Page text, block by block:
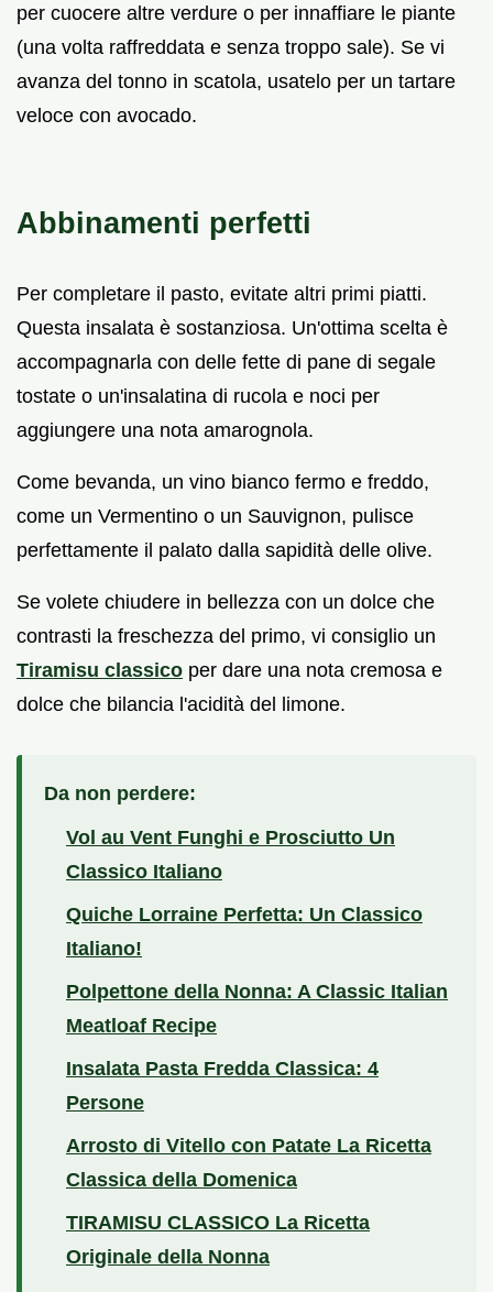
per cuocere altre verdure o per innaffiare le piante
(una volta raffreddata e senza troppo sale). Se vi
avanza del tonno in scatola, usatelo per un tartare
veloce con avocado.
Abbinamenti perfetti
Per completare il pasto, evitate altri primi piatti.
Questa insalata è sostanziosa. Un'ottima scelta è
accompagnarla con delle fette di pane di segale
tostate o un'insalatina di rucola e noci per
aggiungere una nota amarognola.
Come bevanda, un vino bianco fermo e freddo,
come un Vermentino o un Sauvignon, pulisce
perfettamente il palato dalla sapidità delle olive.
Se volete chiudere in bellezza con un dolce che
contrasti la freschezza del primo, vi consiglio un
Tiramisu classico per dare una nota cremosa e
dolce che bilancia l'acidità del limone.
Da non perdere:
Vol au Vent Funghi e Prosciutto Un
Classico Italiano
Quiche Lorraine Perfetta: Un Classico
Italiano!
Polpettone della Nonna: A Classic Italian
Meatloaf Recipe
Insalata Pasta Fredda Classica: 4
Persone
Arrosto di Vitello con Patate La Ricetta
Classica della Domenica
TIRAMISU CLASSICO La Ricetta
Originale della Nonna